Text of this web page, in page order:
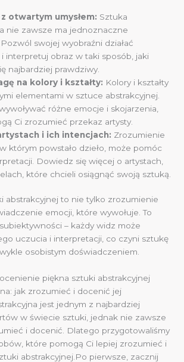
otwartym umysłem: Sztuka
nie zawsze ma jednoznaczne
swojej wyobraźni działać
interpretuj obraz w taki sposób, jaki
najbardziej prawdziwy.
na kolory i kształty: Kolory i kształty
elementami w sztuce abstrakcyjnej.
różne emocje i skojarzenia,
Ci zrozumieć przekaz artysty.
i ich intencjach: Zrozumienie
którym powstało dzieło, może pomóc
Dowiedz się więcej o artystach,
które chcieli osiągnąć swoją sztuką.
abstrakcyjnej to nie tylko zrozumienie
emocji, które wywołuje. To
– każdy widz może
uczucia i interpretacji, co czyni sztukę
osobistym doświadczeniem.
piękna sztuki abstrakcyjnej
jak zrozumieć i docenić jej
jest jednym z najbardziej
w świecie sztuki, jednak nie zawsze
i docenić. Dlatego przygotowaliśmy
które pomogą Ci lepiej zrozumieć i
abstrakcyjnej.Po pierwsze, zacznij